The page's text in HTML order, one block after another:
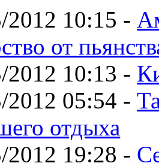
2012 10:15 -
от
2012 10:13 -
2012 05:54 -
отдыха
2012 19:28 -